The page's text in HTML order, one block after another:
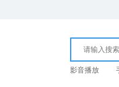
影音播放